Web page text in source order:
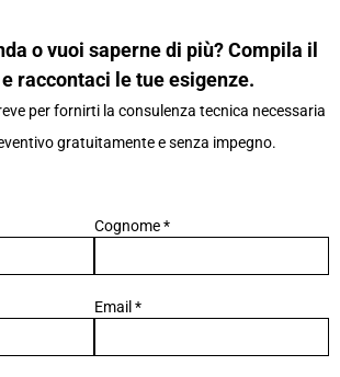
o vuoi saperne di più? Compila il
raccontaci le tue esigenze.
per fornirti la consulenza tecnica necessaria
gratuitamente e senza impegno.
Cognome *
Email *